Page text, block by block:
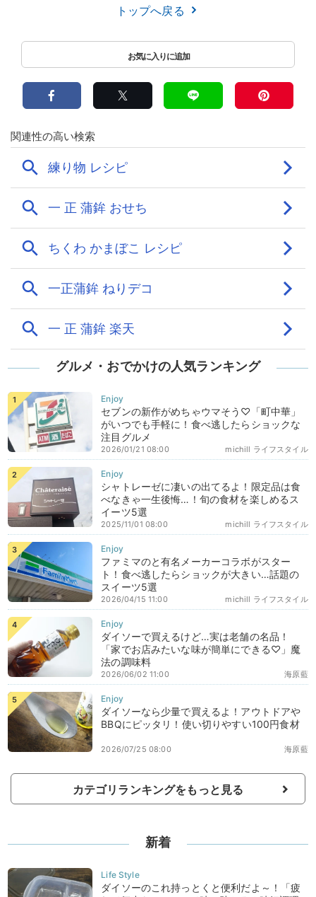
トップへ戻る
グルメ・おでかけの人気ランキング
セブンの新作がめちゃウマそう♡「町中華」
がいつでも手軽に！食べ逃したらショックな
注目グルメ
michill ライフスタイル
2026/01/21 08:00
シャトレーゼに凄いの出てるよ！限定品は食
べなきゃ一生後悔…！旬の食材を楽しめるス
イーツ5選
michill ライフスタイル
2025/11/01 08:00
ファミマのと有名メーカーコラボがスター
ト！食べ逃したらショックが大きい…話題の
スイーツ5選
michill ライフスタイル
2026/04/15 11:00
ダイソーで買えるけど…実は老舗の名品！
「家でお店みたいな味が簡単にできる♡」魔
法の調味料
海原藍
2026/06/02 11:00
ダイソーなら少量で買えるよ！アウトドアや
BBQにピッタリ！使い切りやすい100円食材
海原藍
2026/07/25 08:00
カテゴリランキングをもっと見る
新着
ダイソーのこれ持っとくと便利だよ～！「疲